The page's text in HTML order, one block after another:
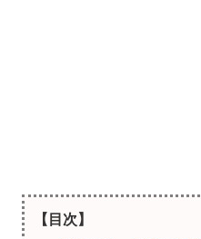
【目次】